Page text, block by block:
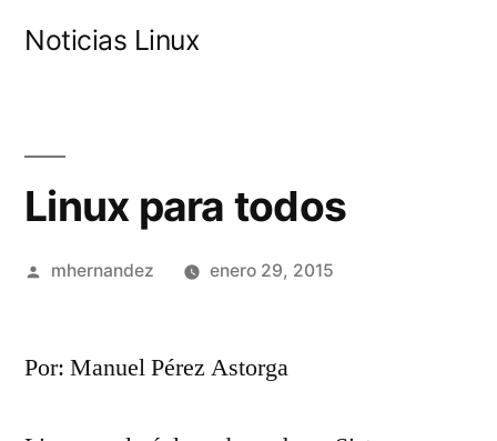
Noticias Linux
Linux para todos
Publicado
mhernandez enero 29, 2015
Por: Manuel Pérez Astorga